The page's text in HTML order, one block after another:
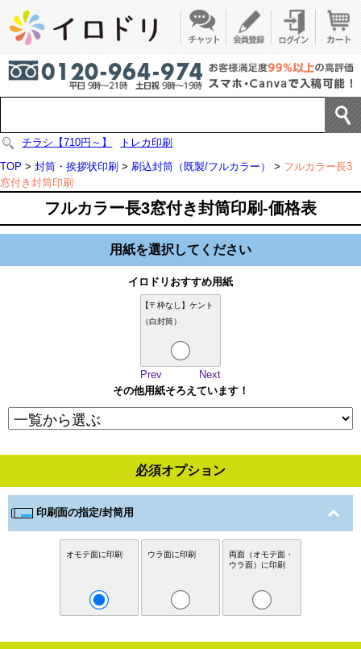
チラシ【710円～】
トレカ印刷
TOP > 封筒・挨拶状印刷 > 刷込封筒（既製/フルカラー） > フルカラー長3
窓付き封筒印刷
フルカラー長3窓付き封筒印刷-価格表
用紙を選択してください
イロドリおすすめ用紙
【〒枠なし】ケント
（白封筒）
Prev
Next
その他用紙そろえています！
必須オプション
印刷面の指定/封筒用
オモテ面に印刷 ウラ面に印刷
両面（オモテ面・
ウラ面）に印刷